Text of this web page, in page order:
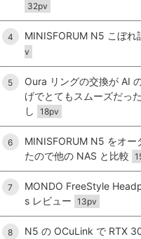
32pv
4 MINISFORUM N5 こぼれ
v
5
Oura リングの交換が AI
げでとてもスムーズだっ
し
18pv
6
MINISFORUM N5 をオー
たので他の NAS と比較
7
MONDO FreeStyle
s レビュー 13pv
8
N5 の OCuLink で RTX